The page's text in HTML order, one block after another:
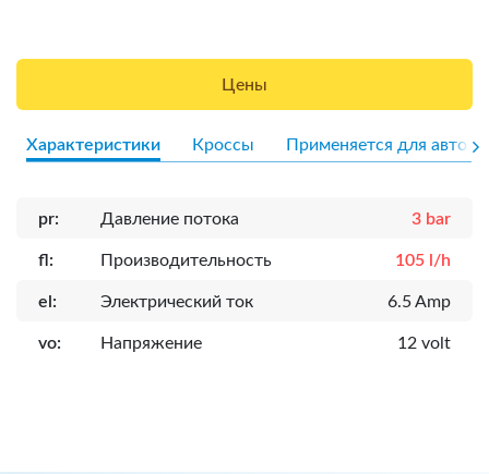
Цены
Характеристики Кроссы Применяется для авто
pr: Давление потока 3 bar
fl: Производительность 105 l/h
el: Электрический ток 6.5 Amp
vo: Напряжение 12 volt